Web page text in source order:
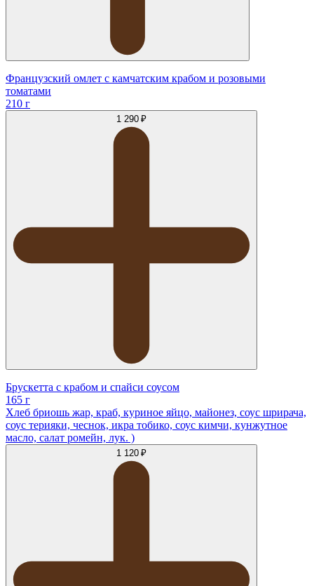
Французский омлет с камчатским крабом и розовыми
томатами
210 г
1 290 ₽
Брускетта с крабом и спайси соусом
165 г
Хлеб бриошь жар, краб, куриное яйцо, майонез, соус шрирача,
соус терияки, чеснок, икра тобико, соус кимчи, кунжутное
масло, салат ромейн, лук. )
1 120 ₽